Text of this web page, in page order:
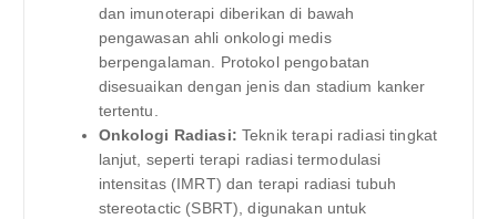
dan imunoterapi diberikan di bawah
pengawasan ahli onkologi medis
berpengalaman. Protokol pengobatan
disesuaikan dengan jenis dan stadium kanker
tertentu.
Onkologi Radiasi: Teknik terapi radiasi tingkat
lanjut, seperti terapi radiasi termodulasi
intensitas (IMRT) dan terapi radiasi tubuh
stereotactic (SBRT), digunakan untuk